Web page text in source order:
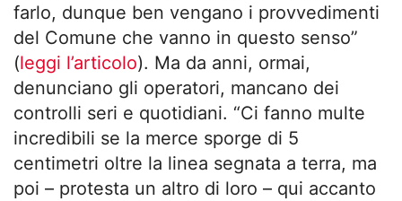
farlo, dunque ben vengano i provvedimenti
del Comune che vanno in questo senso”
(leggi l’articolo). Ma da anni, ormai,
denunciano gli operatori, mancano dei
controlli seri e quotidiani. “Ci fanno multe
incredibili se la merce sporge di 5
centimetri oltre la linea segnata a terra, ma
poi – protesta un altro di loro – qui accanto